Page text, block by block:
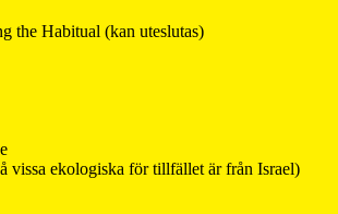
the Habitual (kan uteslutas)
vissa ekologiska för tillfället är från Israel)